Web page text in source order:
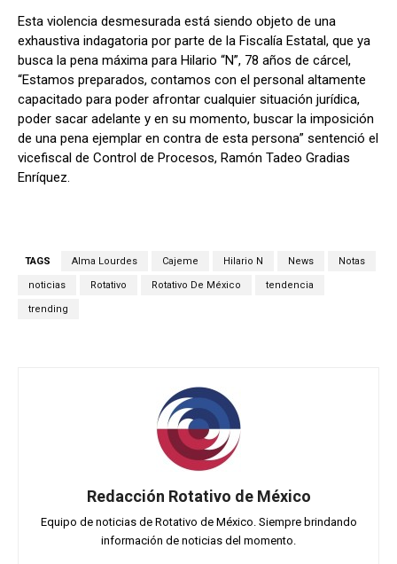
Esta violencia desmesurada está siendo objeto de una
exhaustiva indagatoria por parte de la Fiscalía Estatal, que ya
busca la pena máxima para Hilario “N”, 78 años de cárcel,
“Estamos preparados, contamos con el personal altamente
capacitado para poder afrontar cualquier situación jurídica,
poder sacar adelante y en su momento, buscar la imposición
de una pena ejemplar en contra de esta persona” sentenció el
vicefiscal de Control de Procesos, Ramón Tadeo Gradias
Enríquez.
TAGS Alma Lourdes Cajeme Hilario N News Notas
noticias Rotativo Rotativo De México tendencia
trending
Redacción Rotativo de México
Equipo de noticias de Rotativo de México. Siempre brindando
información de noticias del momento.